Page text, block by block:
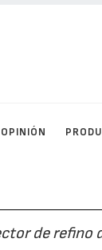
OPINIÓN
de refino